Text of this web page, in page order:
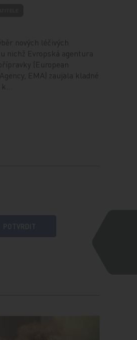
nových léčivých
nichž Evropská agentura
(European
EMA) zaujala kladné